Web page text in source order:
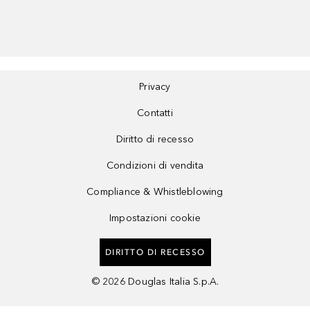
Privacy
Contatti
Diritto di recesso
Condizioni di vendita
Compliance & Whistleblowing
Impostazioni cookie
DIRITTO DI RECESSO
© 2026 Douglas Italia S.p.A.